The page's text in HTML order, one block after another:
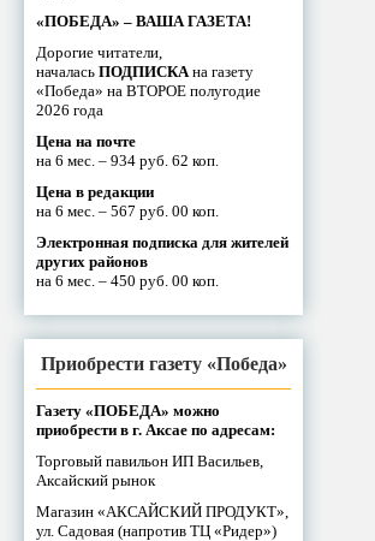
«ПОБЕДА» – ВАША ГАЗЕТА!
Дорогие читатели,
началась ПОДПИСКА на газету
«Победа» на ВТОРОЕ полугодие
2026 года
Цена на почте
на 6 мес. – 934 руб. 62 коп.
Цена в редакции
на 6 мес. – 567 руб. 00 коп.
Электронная подписка для жителей
других районов
на 6 мес. – 450 руб. 00 коп.
Приобрести газету «Победа»
Газету «ПОБЕДА» можно
приобрести в г. Аксае по адресам:
Торговый павильон ИП Васильев,
Аксайский рынок
Магазин «АКСАЙСКИЙ ПРОДУКТ»,
ул. Садовая (напротив ТЦ «Ридер»)